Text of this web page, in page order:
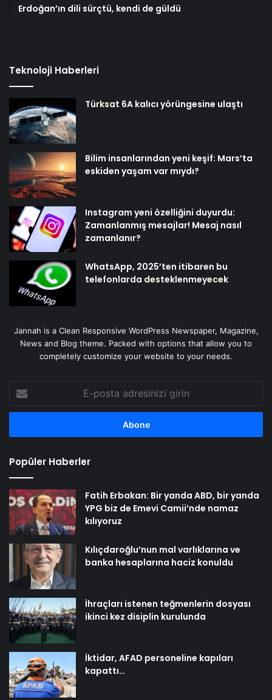
Erdoğan’ın dili sürçtü, kendi de güldü
Teknoloji Haberleri
Türksat 6A kalıcı yörüngesine ulaştı
Bilim insanlarından yeni keşif: Mars’ta
eskiden yaşam var mıydı?
Instagram yeni özelliğini duyurdu:
Zamanlanmış mesajlar! Mesaj nasıl
zamanlanır?
WhatsApp, 2025’ten itibaren bu
telefonlarda desteklenmeyecek
Jannah is a Clean Responsive WordPress Newspaper, Magazine,
News and Blog theme. Packed with options that allow you to
completely customize your website to your needs.
posta
adresinizi
Popüler Haberler
Fatih Erbakan: Bir yanda ABD, bir yanda
YPG biz de Emevi Camii’nde namaz
kılıyoruz
Kılıçdaroğlu’nun mal varlıklarına ve
banka hesaplarına haciz konuldu
İhraçları istenen teğmenlerin dosyası
ikinci kez disiplin kurulunda
İktidar, AFAD personeline kapıları
kapattı…